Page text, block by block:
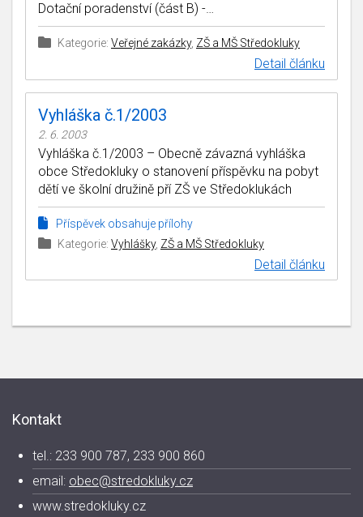
Dotační poradenství (část B) -…
Kategorie: Veřejné zakázky, ZŠ a MŠ Středokluky
Detail článku
Vyhláška č.1/2003
2. 6. 2003
Vyhláška č.1/2003 – Obecně závazná vyhláška
obce Středokluky o stanovení příspěvku na pobyt
dětí ve školní družině pří ZŠ ve Středoklukách
Příspěvek obsahuje přílohy
Kategorie: Vyhlášky, ZŠ a MŠ Středokluky
Detail článku
Kontakt
tel.: 233 900 787, 233 900 860
email: obec@stredokluky.cz
www.stredokluky.cz